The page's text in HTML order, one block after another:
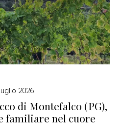
2026
di Montefalco (PG),
familiare nel cuore